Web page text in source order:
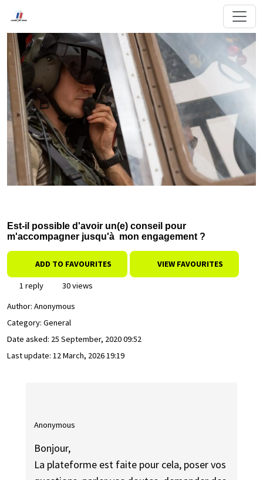
Est-il possible d'avoir un(e) conseil pour
m'accompagner jusqu'à mon engagement ?
ADD TO FAVOURITES VIEW FAVOURITES
1 reply
30 views
Author: Anonymous
Category: General
Date asked: 25 September, 2020 09:52
Last update: 12 March, 2026 19:19
Anonymous
Bonjour,
La plateforme est faite pour cela, poser vos